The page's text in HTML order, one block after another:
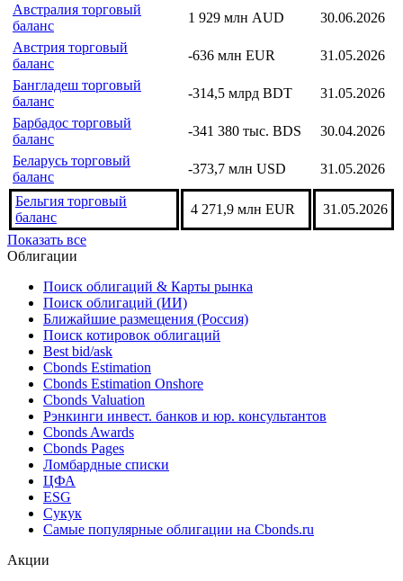
Австралия торговый
баланс
1 929 млн AUD
30.06.2026
Австрия торговый
баланс
-636 млн EUR
31.05.2026
Бангладеш торговый
баланс
-314,5 млрд BDT
31.05.2026
Барбадос торговый
баланс
-341 380 тыс. BDS
30.04.2026
Беларусь торговый
баланс
-373,7 млн USD 31.05.2026
Бельгия торговый
баланс
4 271,9 млн EUR
31.05.2026
Показать все
Облигации
Поиск облигаций & Карты рынка
Поиск облигаций (ИИ)
Ближайшие размещения (Россия)
Поиск котировок облигаций
Best bid/ask
Cbonds Estimation
Cbonds Estimation Onshore
Cbonds Valuation
Рэнкинги инвест. банков и юр. консультантов
Cbonds Awards
Cbonds Pages
Ломбардные списки
ЦФА
ESG
Сукук
Самые популярные облигации на Cbonds.ru
Акции